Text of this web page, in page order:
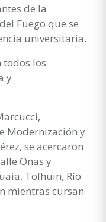
de la
Fuego que se
universitaria.
los
y
Modernización y
se acercaron
Onas y
Tolhuin, Río
mientras cursan